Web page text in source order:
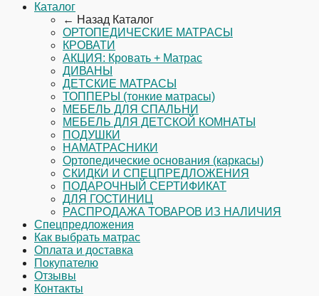
Каталог
← Назад Каталог
ОРТОПЕДИЧЕСКИЕ МАТРАСЫ
КРОВАТИ
АКЦИЯ: Кровать + Матрас
ДИВАНЫ
ДЕТСКИЕ МАТРАСЫ
ТОППЕРЫ (тонкие матрасы)
МЕБЕЛЬ ДЛЯ СПАЛЬНИ
МЕБЕЛЬ ДЛЯ ДЕТСКОЙ КОМНАТЫ
ПОДУШКИ
НАМАТРАСНИКИ
Ортопедические основания (каркасы)
СКИДКИ И СПЕЦПРЕДЛОЖЕНИЯ
ПОДАРОЧНЫЙ СЕРТИФИКАТ
ДЛЯ ГОСТИНИЦ
РАСПРОДАЖА ТОВАРОВ ИЗ НАЛИЧИЯ
Спецпредложения
Как выбрать матрас
Оплата и доставка
Покупателю
Отзывы
Контакты